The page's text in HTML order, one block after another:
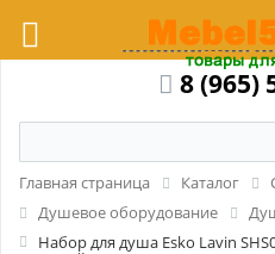
8 (965)
Главная страница Каталог
Душевое оборудование
Набор для душа Esko Lavin